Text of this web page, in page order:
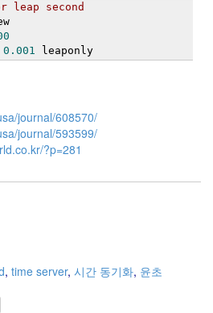
leap second
0.001 leaponly
journal/608570/
journal/593599/
?p=281
, time server, 시간 동기화, 윤초